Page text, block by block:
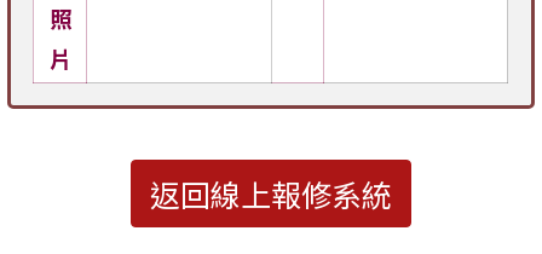
照
片
返回線上報修系統